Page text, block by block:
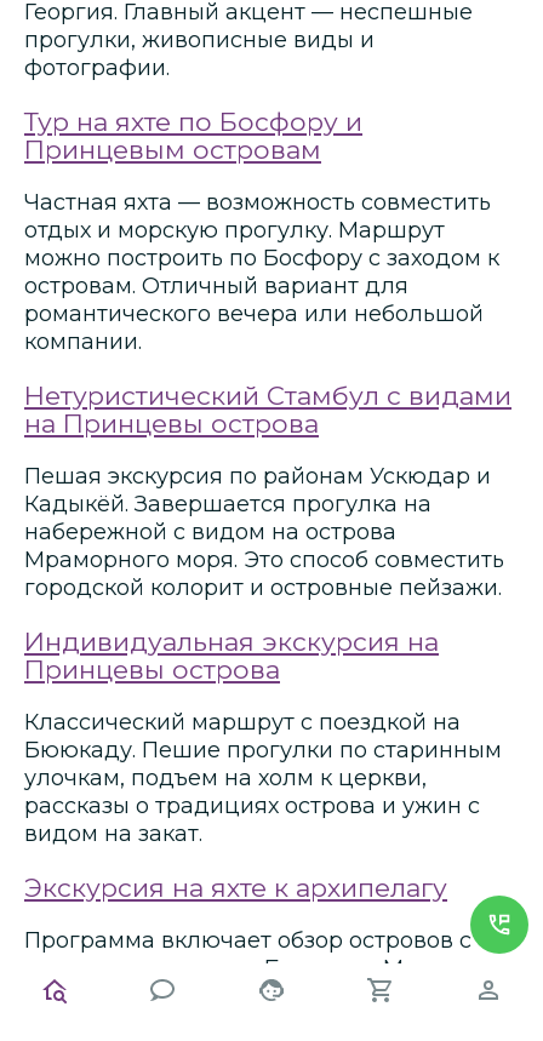
Георгия. Главный акцент — неспешные
прогулки, живописные виды и
фотографии.
Тур на яхте по Босфору и
Принцевым островам
Частная яхта — возможность совместить
отдых и морскую прогулку. Маршрут
можно построить по Босфору с заходом к
островам. Отличный вариант для
романтического вечера или небольшой
компании.
Нетуристический Стамбул с видами
на Принцевы острова
Пешая экскурсия по районам Ускюдар и
Кадыкёй. Завершается прогулка на
набережной с видом на острова
Мраморного моря. Это способ совместить
городской колорит и островные пейзажи.
Индивидуальная экскурсия на
Принцевы острова
Классический маршрут с поездкой на
Бююкаду. Пешие прогулки по старинным
улочкам, подъем на холм к церкви,
рассказы о традициях острова и ужин с
видом на закат.
Экскурсия на яхте к архипелагу
Программа включает обзор островов с
моря и остановку на Бююкаде. Можно
совместить историю, архитектуру и отдых